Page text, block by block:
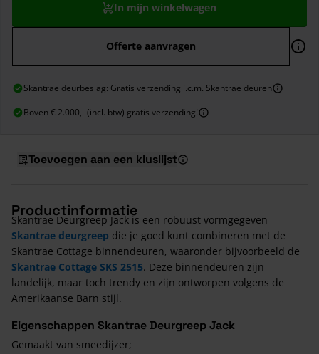
In mijn winkelwagen
Offerte aanvragen
Skantrae deurbeslag: Gratis verzending i.c.m. Skantrae deuren
Boven € 2.000,- (incl. btw) gratis verzending!
Toevoegen aan een kluslijst
Productinformatie
Skantrae Deurgreep Jack is een robuust vormgegeven
Skantrae deurgreep die je goed kunt combineren met de
Skantrae Cottage binnendeuren, waaronder bijvoorbeeld de
Skantrae Cottage SKS 2515. Deze binnendeuren zijn
landelijk, maar toch trendy en zijn ontworpen volgens de
Amerikaanse Barn stijl.
Eigenschappen Skantrae Deurgreep Jack
Gemaakt van smeedijzer;